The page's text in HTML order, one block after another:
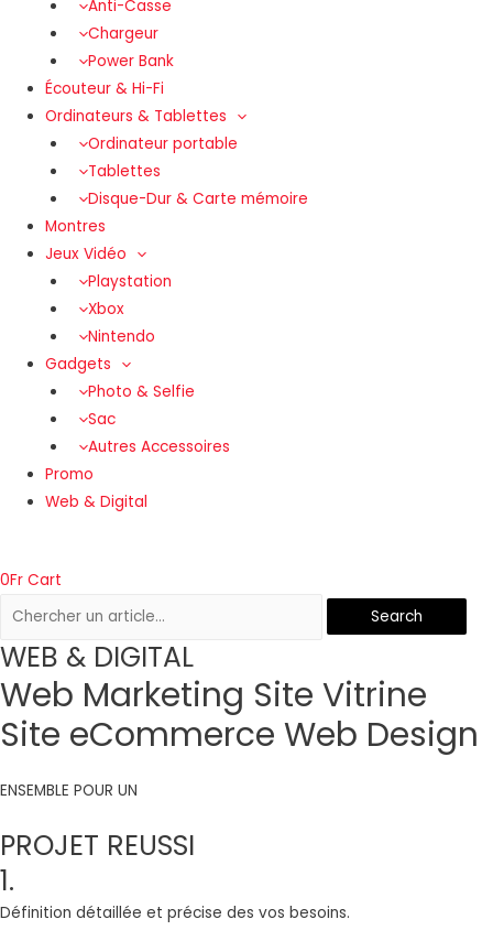
Anti-Casse
Chargeur
Power Bank
Écouteur & Hi-Fi
Ordinateurs & Tablettes
Ordinateur portable
Tablettes
Disque-Dur & Carte mémoire
Montres
Jeux Vidéo
Playstation
Xbox
Nintendo
Gadgets
Photo & Selfie
Sac
Autres Accessoires
Promo
Web & Digital
0Fr Cart
Search
WEB & DIGITAL
Web Marketing Site Vitrine
Site eCommerce Web Design
ENSEMBLE POUR UN
PROJET REUSSI
1.
Définition détaillée et précise des vos besoins.